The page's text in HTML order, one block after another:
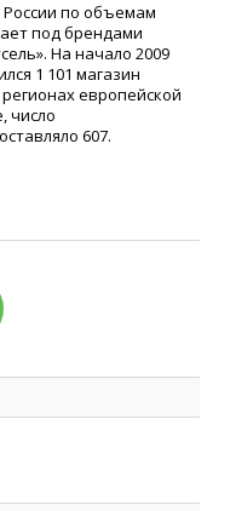
России по объемам
под брендами
На начало 2009
1 101 магазин
европейской
число
607.